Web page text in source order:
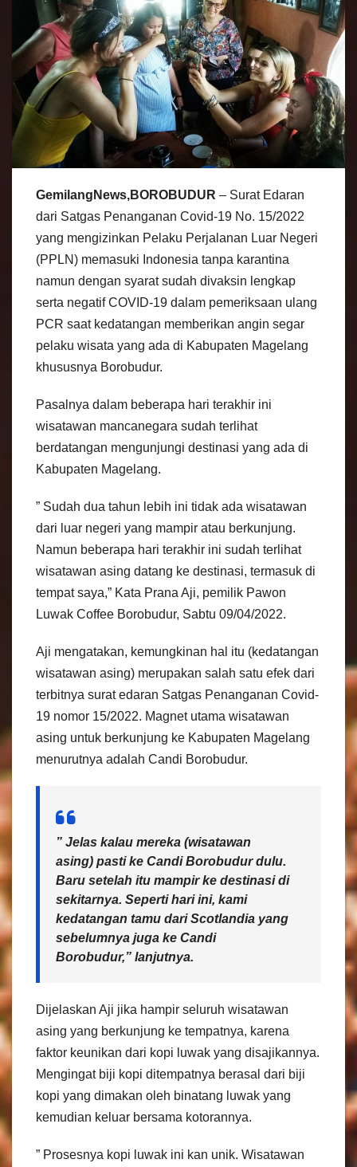
GemilangNews,BOROBUDUR – Surat Edaran
dari Satgas Penanganan Covid-19 No. 15/2022
yang mengizinkan Pelaku Perjalanan Luar Negeri
(PPLN) memasuki Indonesia tanpa karantina
namun dengan syarat sudah divaksin lengkap
serta negatif COVID-19 dalam pemeriksaan ulang
PCR saat kedatangan memberikan angin segar
pelaku wisata yang ada di Kabupaten Magelang
khususnya Borobudur.
Pasalnya dalam beberapa hari terakhir ini
wisatawan mancanegara sudah terlihat
berdatangan mengunjungi destinasi yang ada di
Kabupaten Magelang.
” Sudah dua tahun lebih ini tidak ada wisatawan
dari luar negeri yang mampir atau berkunjung.
Namun beberapa hari terakhir ini sudah terlihat
wisatawan asing datang ke destinasi, termasuk di
tempat saya,” Kata Prana Aji, pemilik Pawon
Luwak Coffee Borobudur, Sabtu 09/04/2022.
Aji mengatakan, kemungkinan hal itu (kedatangan
wisatawan asing) merupakan salah satu efek dari
terbitnya surat edaran Satgas Penanganan Covid-
19 nomor 15/2022. Magnet utama wisatawan
asing untuk berkunjung ke Kabupaten Magelang
menurutnya adalah Candi Borobudur.
” Jelas kalau mereka (wisatawan
asing) pasti ke Candi Borobudur dulu.
Baru setelah itu mampir ke destinasi di
sekitarnya. Seperti hari ini, kami
kedatangan tamu dari Scotlandia yang
sebelumnya juga ke Candi
Borobudur,” lanjutnya.
Dijelaskan Aji jika hampir seluruh wisatawan
asing yang berkunjung ke tempatnya, karena
faktor keunikan dari kopi luwak yang disajikannya.
Mengingat biji kopi ditempatnya berasal dari biji
kopi yang dimakan oleh binatang luwak yang
kemudian keluar bersama kotorannya.
” Prosesnya kopi luwak ini kan unik. Wisatawan